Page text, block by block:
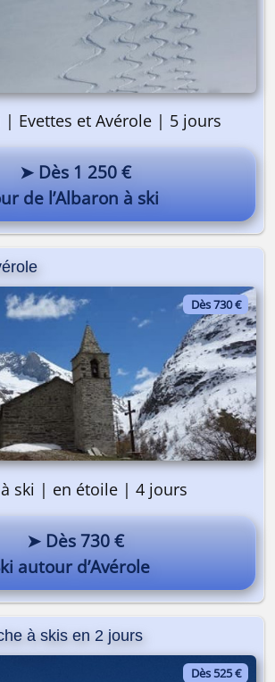
| Evettes et Avérole | 5 jours
➤ Dès 1 250 €
de l’Albaron à ski
Dès 730 €
à ski | en étoile | 4 jours
➤ Dès 730 €
autour d’Avérole
à skis en 2 jours
Dès 525 €